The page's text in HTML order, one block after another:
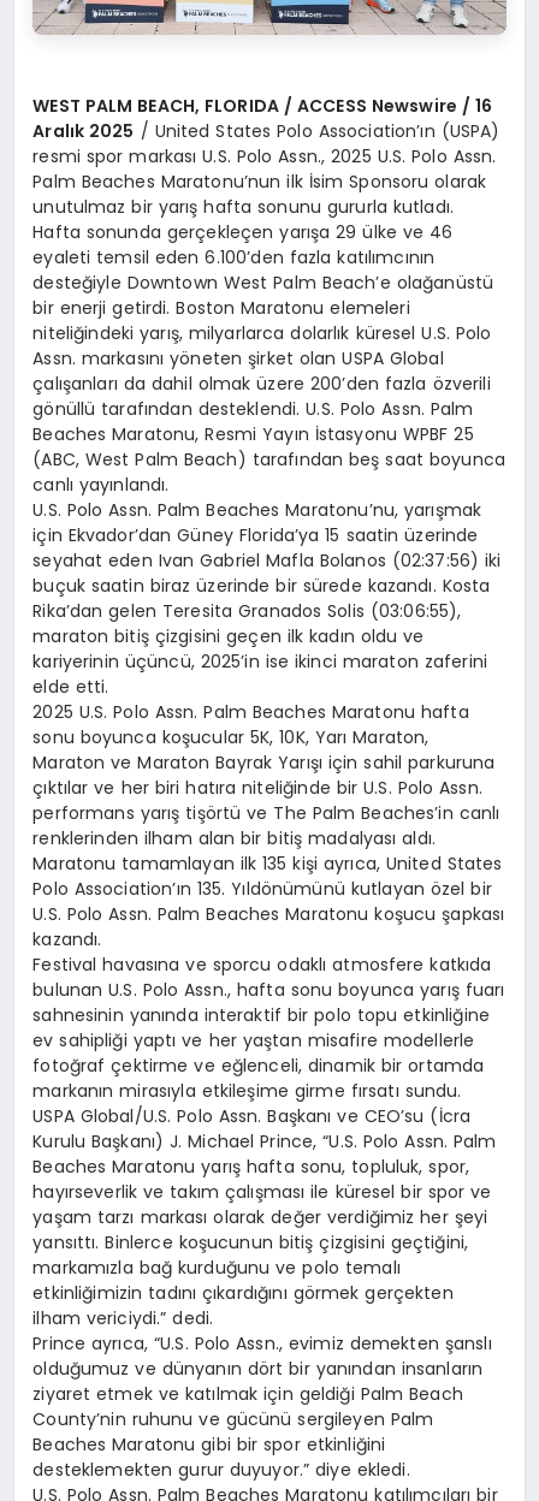
WEST PALM BEACH, FLORIDA / ACCESS Newswire / 16
Aralık 2025 / United States Polo Association’ın (USPA)
resmi spor markası U.S. Polo Assn., 2025 U.S. Polo Assn.
Palm Beaches Maratonu’nun ilk İsim Sponsoru olarak
unutulmaz bir yarış hafta sonunu gururla kutladı.
Hafta sonunda gerçekleçen yarışa 29 ülke ve 46
eyaleti temsil eden 6.100’den fazla katılımcının
desteğiyle Downtown West Palm Beach’e olağanüstü
bir enerji getirdi. Boston Maratonu elemeleri
niteliğindeki yarış, milyarlarca dolarlık küresel U.S. Polo
Assn. markasını yöneten şirket olan USPA Global
çalışanları da dahil olmak üzere 200’den fazla özverili
gönüllü tarafından desteklendi. U.S. Polo Assn. Palm
Beaches Maratonu, Resmi Yayın İstasyonu WPBF 25
(ABC, West Palm Beach) tarafından beş saat boyunca
canlı yayınlandı.
U.S. Polo Assn. Palm Beaches Maratonu’nu, yarışmak
için Ekvador’dan Güney Florida’ya 15 saatin üzerinde
seyahat eden Ivan Gabriel Mafla Bolanos (02:37:56) iki
buçuk saatin biraz üzerinde bir sürede kazandı. Kosta
Rika’dan gelen Teresita Granados Solis (03:06:55),
maraton bitiş çizgisini geçen ilk kadın oldu ve
kariyerinin üçüncü, 2025’in ise ikinci maraton zaferini
elde etti.
2025 U.S. Polo Assn. Palm Beaches Maratonu hafta
sonu boyunca koşucular 5K, 10K, Yarı Maraton,
Maraton ve Maraton Bayrak Yarışı için sahil parkuruna
çıktılar ve her biri hatıra niteliğinde bir U.S. Polo Assn.
performans yarış tişörtü ve The Palm Beaches’in canlı
renklerinden ilham alan bir bitiş madalyası aldı.
Maratonu tamamlayan ilk 135 kişi ayrıca, United States
Polo Association’ın 135. Yıldönümünü kutlayan özel bir
U.S. Polo Assn. Palm Beaches Maratonu koşucu şapkası
kazandı.
Festival havasına ve sporcu odaklı atmosfere katkıda
bulunan U.S. Polo Assn., hafta sonu boyunca yarış fuarı
sahnesinin yanında interaktif bir polo topu etkinliğine
ev sahipliği yaptı ve her yaştan misafire modellerle
fotoğraf çektirme ve eğlenceli, dinamik bir ortamda
markanın mirasıyla etkileşime girme fırsatı sundu.
USPA Global/U.S. Polo Assn. Başkanı ve CEO’su (İcra
Kurulu Başkanı) J. Michael Prince, “U.S. Polo Assn. Palm
Beaches Maratonu yarış hafta sonu, topluluk, spor,
hayırseverlik ve takım çalışması ile küresel bir spor ve
yaşam tarzı markası olarak değer verdiğimiz her şeyi
yansıttı. Binlerce koşucunun bitiş çizgisini geçtiğini,
markamızla bağ kurduğunu ve polo temalı
etkinliğimizin tadını çıkardığını görmek gerçekten
ilham vericiydi.” dedi.
Prince ayrıca, “U.S. Polo Assn., evimiz demekten şanslı
olduğumuz ve dünyanın dört bir yanından insanların
ziyaret etmek ve katılmak için geldiği Palm Beach
County’nin ruhunu ve gücünü sergileyen Palm
Beaches Maratonu gibi bir spor etkinliğini
desteklemekten gurur duyuyor.” diye ekledi.
U.S. Polo Assn. Palm Beaches Maratonu katılımcıları bir